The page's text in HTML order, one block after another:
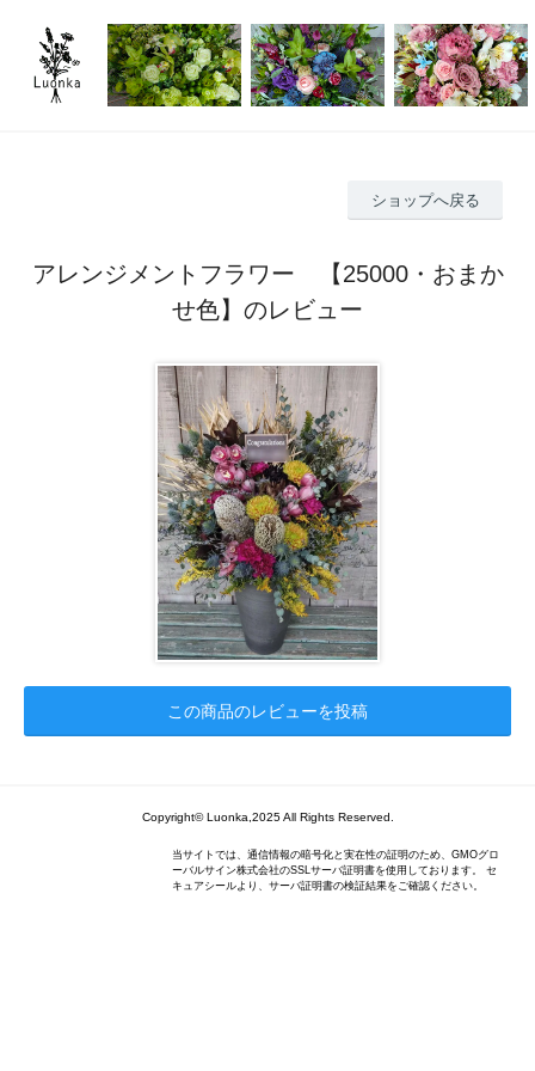
ショップへ戻る
アレンジメントフラワー 【25000・おまか
せ色】のレビュー
この商品のレビューを投稿
Copyright© Luonka,2025 All Rights Reserved.
当サイトでは、通信情報の暗号化と実在性の証明のため、GMOグロ
ーバルサイン株式会社のSSLサーバ証明書を使用しております。 セ
キュアシールより、サーバ証明書の検証結果をご確認ください。